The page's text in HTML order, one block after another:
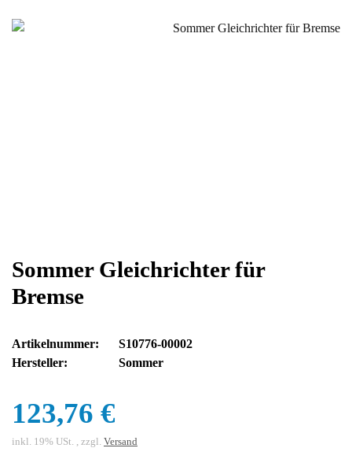
Sommer Gleichrichter für
Bremse
Artikelnummer:
S10776-00002
Hersteller:
Sommer
123,76 €
inkl. 19% USt. , zzgl. Versand